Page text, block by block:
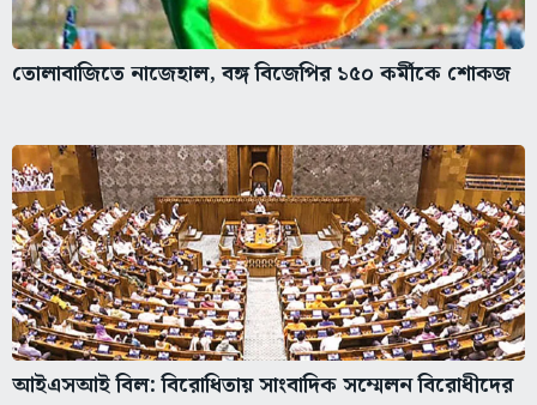
তোলাবাজিতে নাজেহাল, বঙ্গ বিজেপির ১৫০ কর্মীকে শোকজ
আইএসআই বিল: বিরোধিতায় সাংবাদিক সম্মেলন বিরোধীদের